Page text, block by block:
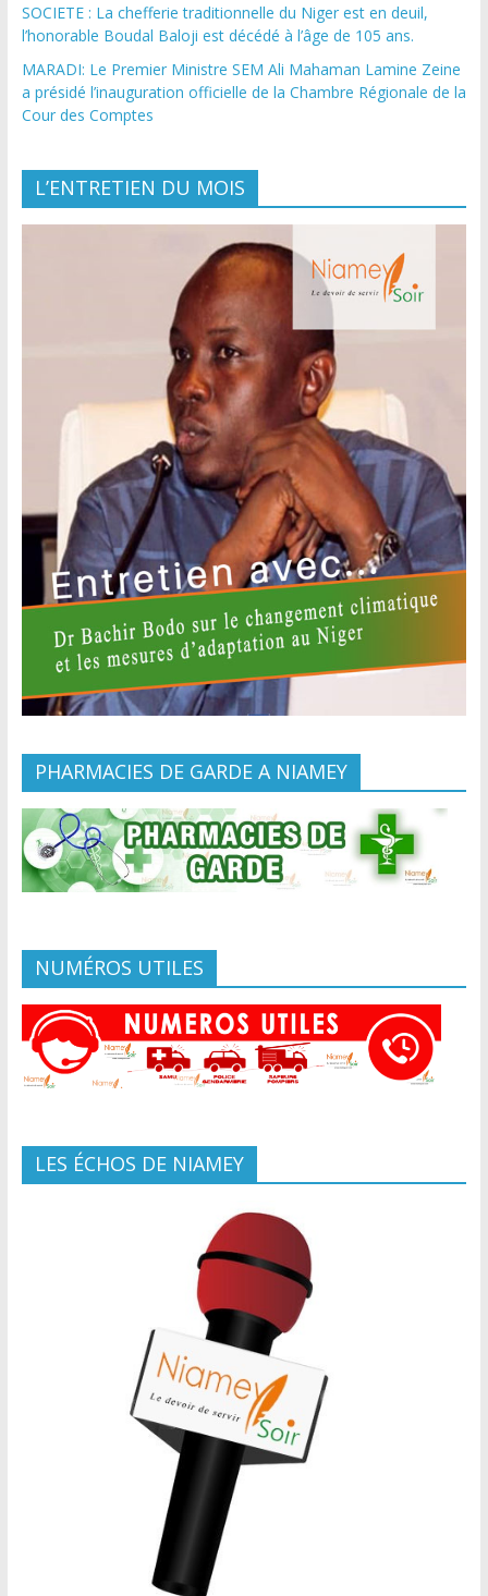
SOCIETE : La chefferie traditionnelle du Niger est en deuil,
l’honorable Boudal Baloji est décédé à l’âge de 105 ans.
MARADI: Le Premier Ministre SEM Ali Mahaman Lamine Zeine
a présidé l’inauguration officielle de la Chambre Régionale de la
Cour des Comptes
L’ENTRETIEN DU MOIS
PHARMACIES DE GARDE A NIAMEY
NUMÉROS UTILES
LES ÉCHOS DE NIAMEY